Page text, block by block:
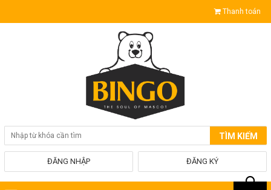
Thanh toán
TÌM KIẾM
ĐĂNG KÝ
ĐĂNG NHẬP